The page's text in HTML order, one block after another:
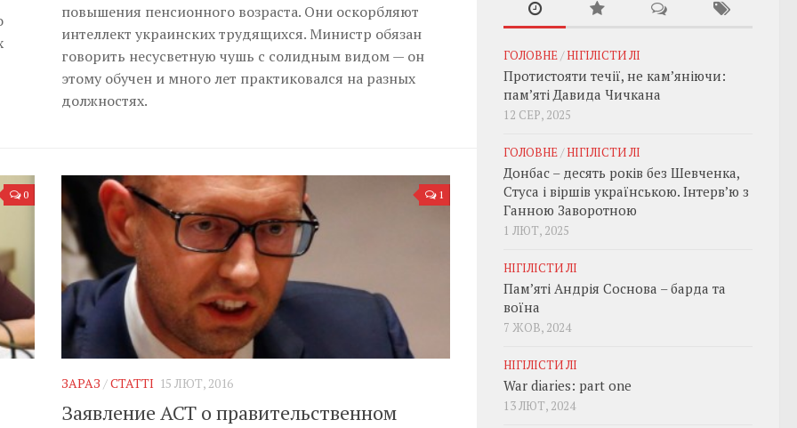
повышения пенсионного возраста. Они оскорбляют
интеллект украинских трудящихся. Министр обязан
говорить несусветную чушь с солидным видом — он
этому обучен и много лет практиковался на разных
должностях.
0 1
ЗАРАЗ /СТАТТІ 15 ЛЮТ, 2016
Заявление АСТ о правительственном
ГОЛОВНЕ/НІГІЛІСТИ ЛІ
Протистояти течії, не кам’яніючи:
пам’яті Давида Чичкана
12 СЕР, 2025
ГОЛОВНЕ/НІГІЛІСТИ ЛІ
Донбас – десять років без Шевченка,
Стуса і віршів українською. Інтерв’ю з
Ганною Заворотною
1 ЛЮТ, 2025
НІГІЛІСТИ ЛІ
Пам’яті Андрія Соснова – барда та
воїна
7 ЖОВ, 2024
НІГІЛІСТИ ЛІ
War diaries: part one
13 ЛЮТ, 2024